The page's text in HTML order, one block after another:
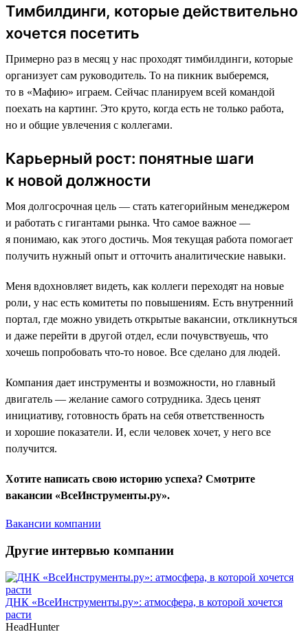
Тимбилдинги, которые действительно
хочется посетить
Примерно раз в месяц у нас проходят тимбилдинги, которые
организует сам руководитель. То на пикник выберемся,
то в «Мафию» играем. Сейчас планируем всей командой
поехать на картинг. Это круто, когда есть не только работа,
но и общие увлечения с коллегами.
Карьерный рост: понятные шаги
к новой должности
Моя долгосрочная цель — стать категорийным менеджером
и работать с гигантами рынка. Что самое важное —
я понимаю, как этого достичь. Моя текущая работа помогает
получить нужный опыт и отточить аналитические навыки.
Меня вдохновляет видеть, как коллеги переходят на новые
роли, у нас есть комитеты по повышениям. Есть внутренний
портал, где можно увидеть открытые вакансии, откликнуться
и даже перейти в другой отдел, если почувствуешь, что
хочешь попробовать что-то новое. Все сделано для людей.
Компания дает инструменты и возможности, но главный
двигатель — желание самого сотрудника. Здесь ценят
инициативу, готовность брать на себя ответственность
и хорошие показатели. И, если человек хочет, у него все
получится.
Хотите написать свою историю успеха? Смотрите
вакансии «ВсеИнструменты.ру».
Вакансии компании
Другие интервью компании
ДНК «ВсеИнструменты.ру»: атмосфера, в которой хочется
расти
HeadHunter